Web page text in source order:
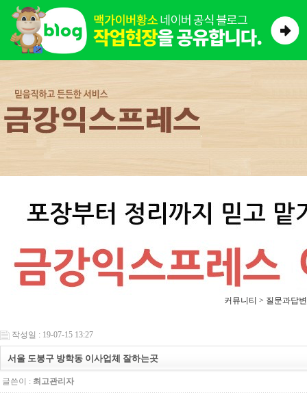
커뮤니티 > 질문과답변
작성일 : 19-07-15 13:27
서울 도봉구 방학동 이사업체 잘하는곳
글쓴이 : 최고관리자